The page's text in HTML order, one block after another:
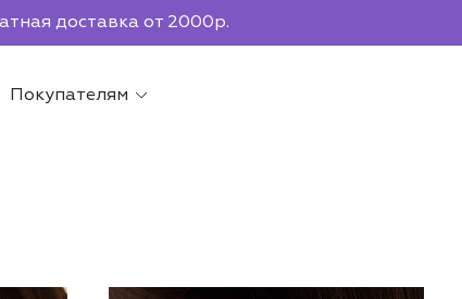
России до ПВЗ СДЭК
Покупателям